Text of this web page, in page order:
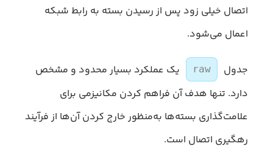
اتصال خیلی زود پس از رسیدن بسته به رابط شبکه
اعمال می‌شود.
جدول raw
یک عملکرد بسیار محدود و مشخص
دارد. تنها هدف آن فراهم کردن مکانیزمی برای
علامت‌گذاری بسته‌ها به‌منظور خارج کردن آن‌ها از فرآیند
رهگیری اتصال است.